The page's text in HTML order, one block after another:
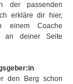
der passenden
erkläre dir hier,
einem Coache
an deiner Seite
den Berg schon